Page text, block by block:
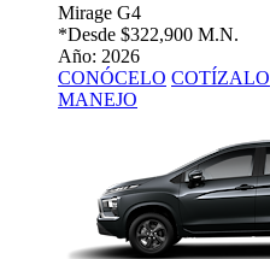
Mirage G4
*Desde $322,900 M.N.
Año: 2026
CONÓCELO COTÍZALO
MANEJO